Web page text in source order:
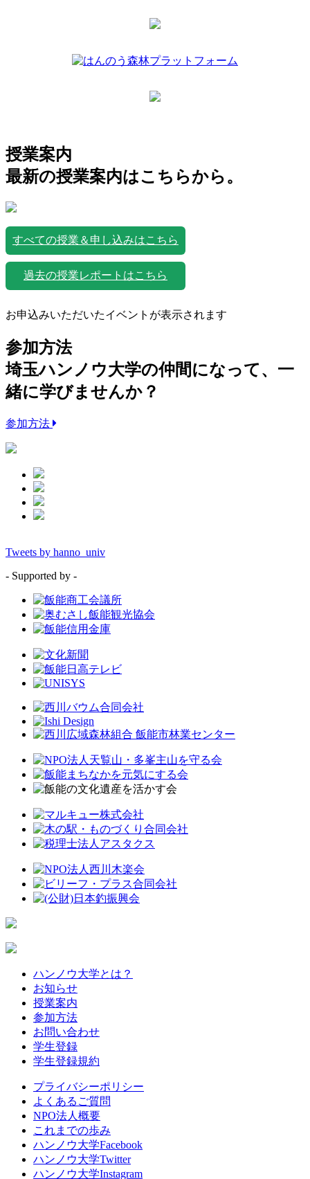
授業案内
最新の授業案内はこちらから。
すべての授業＆申し込みはこちら
過去の授業レポートはこちら
お申込みいただいたイベントが表示されます
参加方法
埼玉ハンノウ大学の仲間になって、一
緒に学びませんか？
参加方法
Tweets by hanno_univ
- Supported by -
ハンノウ大学とは？
お知らせ
授業案内
参加方法
お問い合わせ
学生登録
学生登録規約
プライバシーポリシー
よくあるご質問
NPO法人概要
これまでの歩み
ハンノウ大学Facebook
ハンノウ大学Twitter
ハンノウ大学Instagram